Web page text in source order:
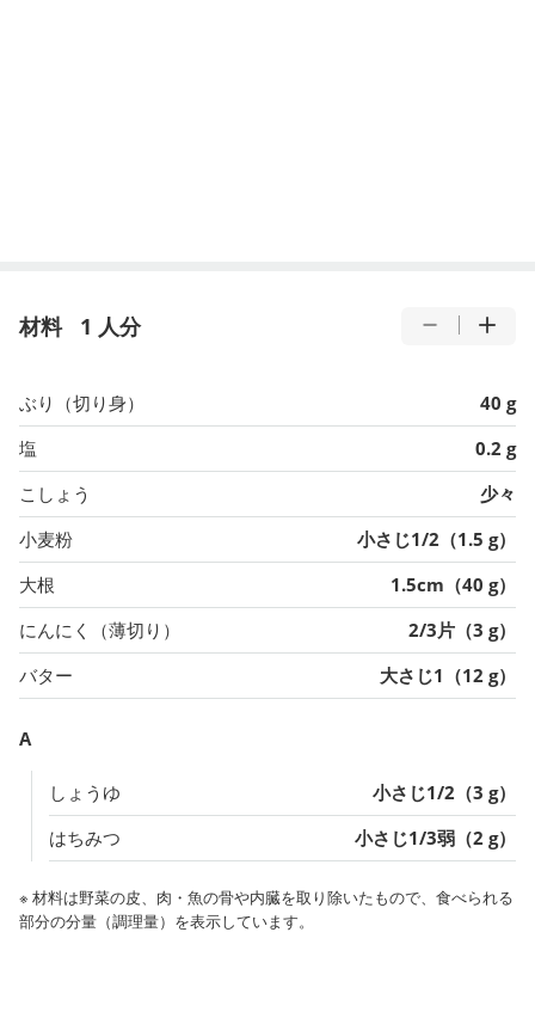
材料 1 人分
ぶり（切り身）
40 g
塩
0.2 g
こしょう
少々
小麦粉
小さじ1/2（1.5 g）
大根
1.5cm（40 g）
にんにく（薄切り）
2/3片（3 g）
バター
大さじ1（12 g）
A
しょうゆ
小さじ1/2（3 g）
はちみつ
小さじ1/3弱（2 g）
※ 材料は野菜の皮、肉・魚の骨や内臓を取り除いたもので、食べられる
部分の分量（調理量）を表示しています。